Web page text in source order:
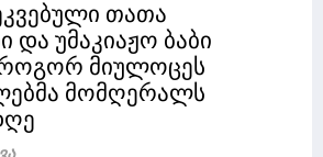
თათა
და უმაკიაჟო ბაბი
როგორ მიულოცეს
მომღერალს